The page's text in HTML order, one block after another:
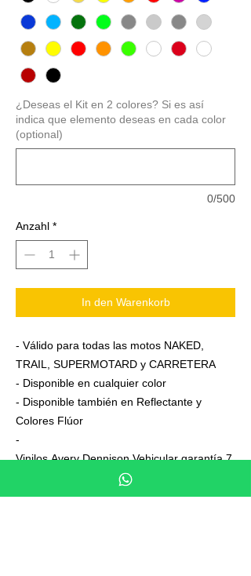
¿Deseas el Kit en 2 colores? Si es así
indica que elemento deseas en cada color
(optional)
0/500
Anzahl *
In den Warenkorb
- Válido para todas las motos NAKED,
TRAIL, SUPERMOTARD y CARRETERA
- Disponible en cualquier color
- Disponible también en Reflectante y
Colores Flúor
-
Vinilos Avery Dennison Vehicular garantía 7
- Junto a su pedido se adjuntan unas